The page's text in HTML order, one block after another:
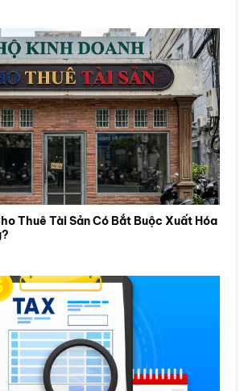
Thuê Tài Sản Có Bắt Buộc Xuất Hóa